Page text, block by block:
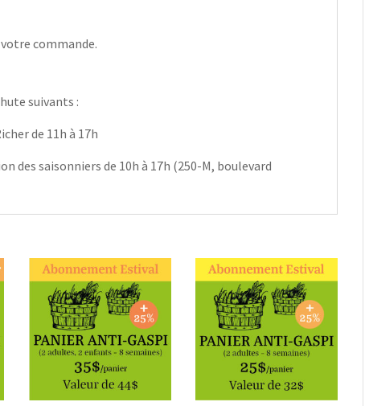
commande.
suivants :
de 11h à 17h
des saisonniers de 10h à 17h (250-M, boulevard